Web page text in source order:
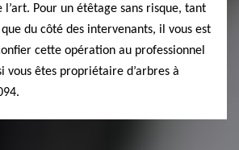
l’art. Pour un étêtage sans risque, tant
du côté des intervenants, il vous est
cette opération au professionnel
vous êtes propriétaire d’arbres à